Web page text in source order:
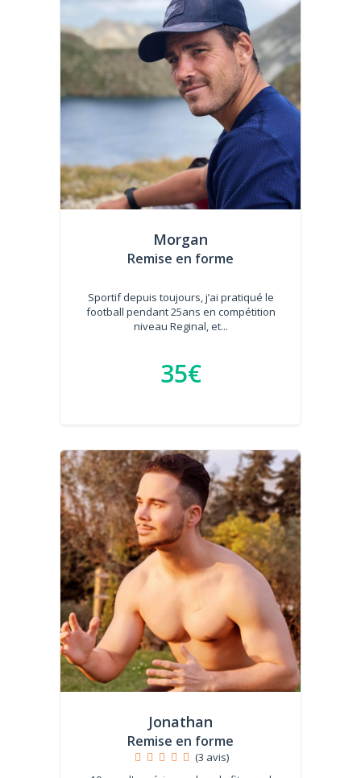
Morgan
Remise en forme
Sportif depuis toujours, j’ai pratiqué le
football pendant 25ans en compétition
niveau Reginal, et...
35€
Jonathan
Remise en forme
(3 avis)